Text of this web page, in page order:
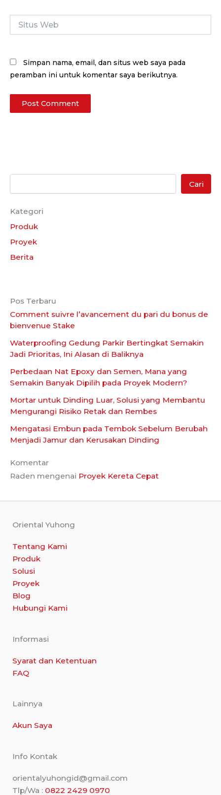
Web
Simpan nama, email, dan situs web saya pada
peramban ini untuk komentar saya berikutnya.
Cari
Kategori
Produk
Proyek
Berita
Pos Terbaru
Comment suivre l’avancement du pari du bonus de
bienvenue Stake
Waterproofing Gedung Parkir Bertingkat Semakin
Jadi Prioritas, Ini Alasan di Baliknya
Perbedaan Nat Epoxy dan Semen, Mana yang
Semakin Banyak Dipilih pada Proyek Modern?
Mortar untuk Dinding Luar, Solusi yang Membantu
Mengurangi Risiko Retak dan Rembes
Mengatasi Embun pada Tembok Sebelum Berubah
Menjadi Jamur dan Kerusakan Dinding
Komentar
Raden mengenai Proyek Kereta Cepat
Oriental Yuhong
Tentang Kami
Produk
Solusi
Proyek
Blog
Hubungi Kami
Informasi
Syarat dan Ketentuan
FAQ
Lainnya
Akun Saya
Info Kontak
orientalyuhongid@gmail.com
Tlp/Wa : 0822 2429 0970